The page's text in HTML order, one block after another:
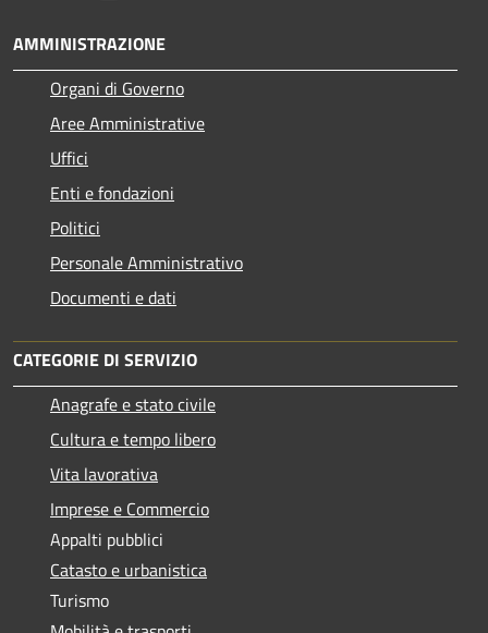
AMMINISTRAZIONE
Organi di Governo
Aree Amministrative
Uffici
Enti e fondazioni
Politici
Personale Amministrativo
Documenti e dati
CATEGORIE DI SERVIZIO
Anagrafe e stato civile
Cultura e tempo libero
Vita lavorativa
Imprese e Commercio
Appalti pubblici
Catasto e urbanistica
Turismo